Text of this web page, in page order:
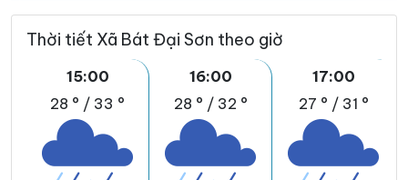
Thời tiết Xã Bát Đại Sơn theo giờ
15:00
28 ° / 33 °
16:00
28 ° / 32 °
17:00
27 ° / 31 °